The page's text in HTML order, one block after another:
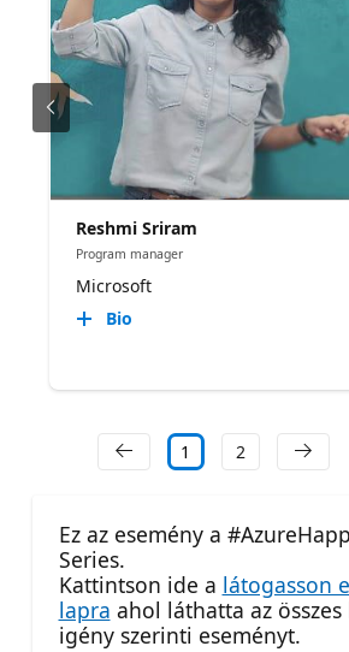
Reshmi Sriram
Program manager
Microsoft
Bio
1 2
Ez az esemény a
Series.
Kattintson ide a látogasson
lapra ahol láthatta az összes
igény szerinti eseményt.